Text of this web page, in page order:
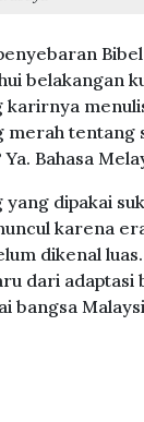
belakangan
tentang
Bahasa
dipakai
karena
dikenal
dari adaptasi
bangsa